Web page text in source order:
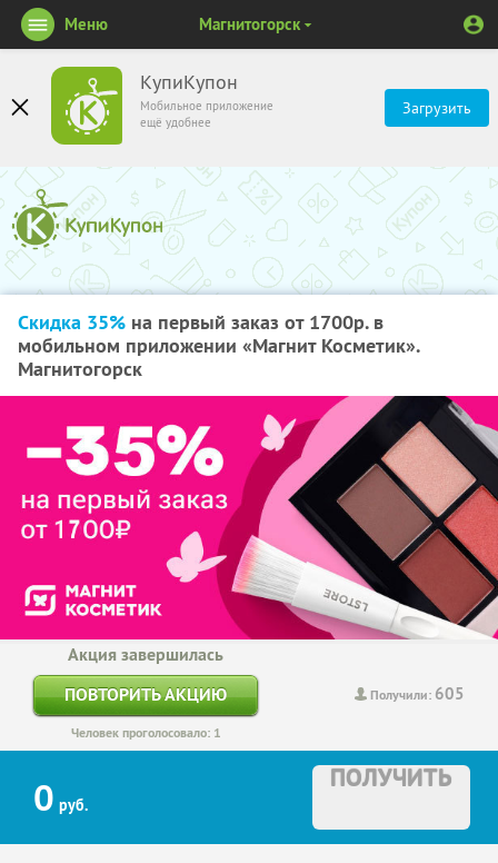
КупиКупон
Мобильное приложение
ещё удобнее
Загрузить
Меню Магнитогорск
Скидка 35% на первый заказ от 1700р. в
мобильном приложении «Магнит Косметик».
Магнитогорск
Получили: 605
Акция завершилась
ПОВТОРИТЬ АКЦИЮ
Человек проголосовало: 1
0 руб.
ПОЛУЧИТЬ